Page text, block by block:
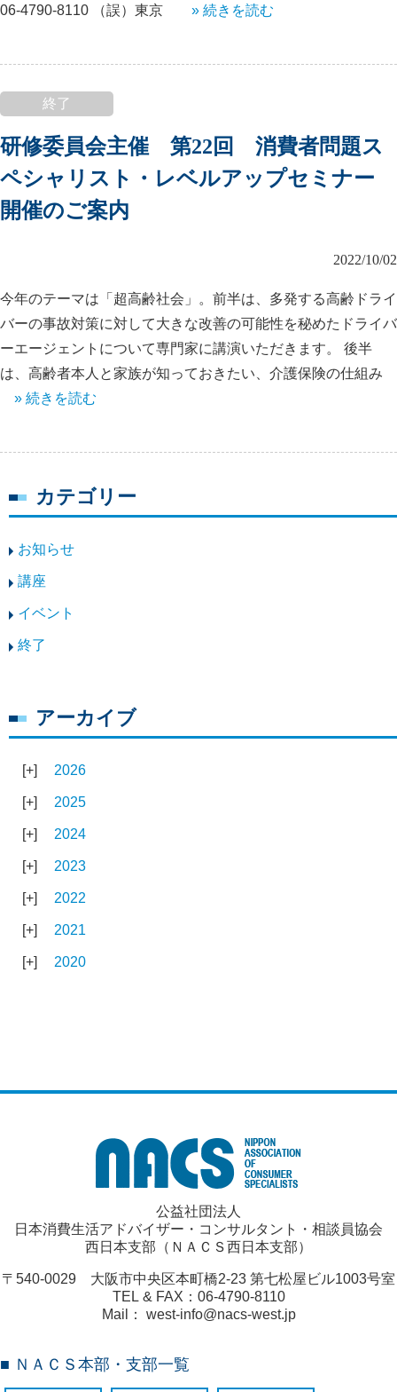
06-4790-8110 （誤）東京
» 続きを読む
終了
研修委員会主催 第22回 消費者問題ス
ペシャリスト・レベルアップセミナー
開催のご案内
2022/10/02
今年のテーマは「超高齢社会」。前半は、多発する高齢ドライ
バーの事故対策に対して大きな改善の可能性を秘めたドライバ
ーエージェントについて専門家に講演いただきます。 後半
は、高齢者本人と家族が知っておきたい、介護保険の仕組み
» 続きを読む
カテゴリー
お知らせ
講座
イベント
終了
アーカイブ
2026
2025
2024
2023
2022
2021
2020
公益社団法人
日本消費生活アドバイザー・コンサルタント・相談員協会
西日本支部（ＮＡＣＳ西日本支部）
〒540-0029 大阪市中央区本町橋2-23 第七松屋ビル1003号室
TEL & FAX：06-4790-8110
Mail： west-info@nacs-west.jp
■ ＮＡＣＳ本部・支部一覧